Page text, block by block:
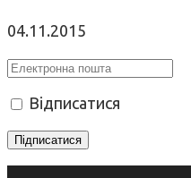
04.11.2015
Відписатися